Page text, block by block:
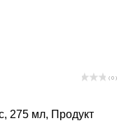
( 0 )
275 мл, Продукт
диеты